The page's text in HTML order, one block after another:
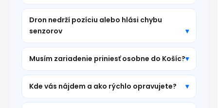
Dron nedrží pozíciu alebo hlási chybu
senzorov
Musím zariadenie priniesť osobne do Košíc?
Kde vás nájdem a ako rýchlo opravujete?